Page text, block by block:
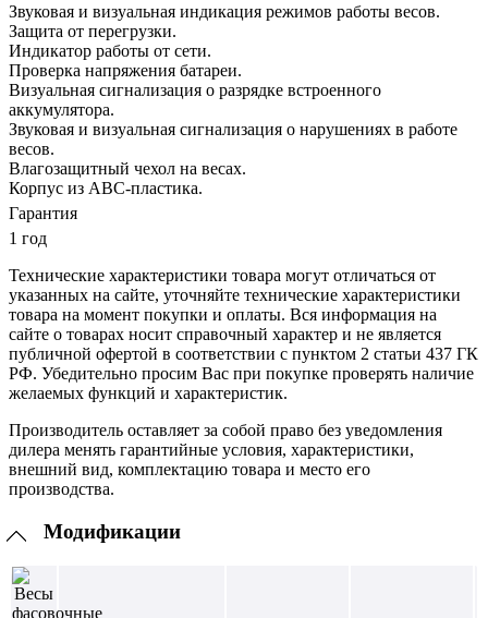
Звуковая и визуальная индикация режимов работы весов.
Защита от перегрузки.
Индикатор работы от сети.
Проверка напряжения батареи.
Визуальная сигнализация о разрядке встроенного
аккумулятора.
Звуковая и визуальная сигнализация о нарушениях в работе
весов.
Влагозащитный чехол на весах.
Корпус из ABC-пластика.
Гарантия
1 год
Технические характеристики товара могут отличаться от
указанных на сайте, уточняйте технические характеристики
товара на момент покупки и оплаты. Вся информация на
сайте о товарах носит справочный характер и не является
публичной офертой в соответствии с пунктом 2 статьи 437 ГК
РФ. Убедительно просим Вас при покупке проверять наличие
желаемых функций и характеристик.
Производитель оставляет за собой право без уведомления
дилера менять гарантийные условия, характеристики,
внешний вид, комплектацию товара и место его
производства.
Модификации